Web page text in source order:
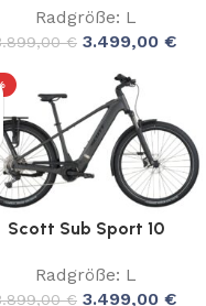
Radgröße: L
€ 3.499,00 €
Scott Sub Sport 10
Radgröße: L
€ 3.499,00 €